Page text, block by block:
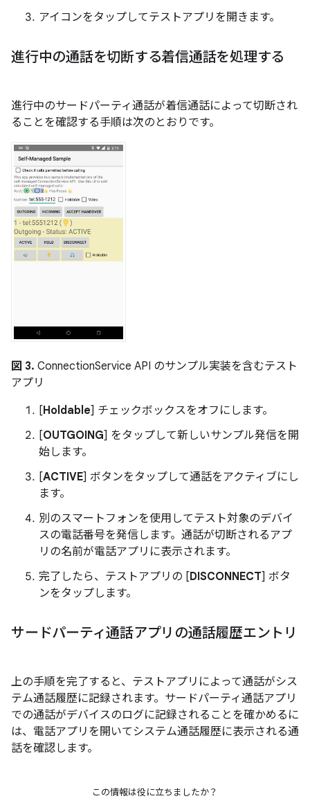
アイコンをタップしてテストアプリを開きます。
進行中の通話を切断する着信通話を処理する
進行中のサードパーティ通話が着信通話によって切断され
ることを確認する手順は次のとおりです。
図 3. ConnectionService API のサンプル実装を含むテスト
アプリ
[Holdable] チェックボックスをオフにします。
[OUTGOING] をタップして新しいサンプル発信を開
始します。
[ACTIVE] ボタンをタップして通話をアクティブにし
ます。
別のスマートフォンを使用してテスト対象のデバイ
スの電話番号を発信します。通話が切断されるアプ
リの名前が電話アプリに表示されます。
完了したら、テストアプリの [DISCONNECT] ボタ
ンをタップします。
サードパーティ通話アプリの通話履歴エントリ
上の手順を完了すると、テストアプリによって通話がシス
テム通話履歴に記録されます。サードパーティ通話アプリ
での通話がデバイスのログに記録されることを確かめるに
は、電話アプリを開いてシステム通話履歴に表示される通
話を確認します。
この情報は役に立ちましたか？